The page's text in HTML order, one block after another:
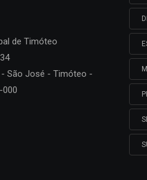
de Timóteo
- São José - Timóteo -
000